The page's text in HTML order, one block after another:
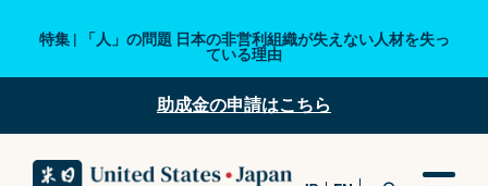
特集 | 「人」の問題 日本の非営利組織が失えない人材を失っ
ている理由
助成金の申請はこちら